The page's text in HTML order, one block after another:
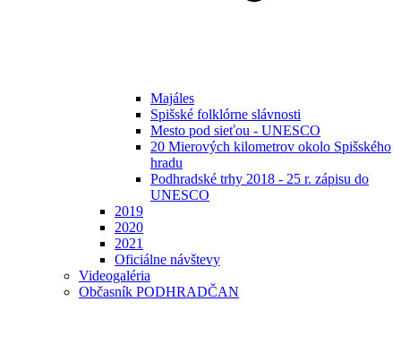
Majáles
Spišské folklórne slávnosti
Mesto pod sieťou - UNESCO
20 Mierových kilometrov okolo Spišského
hradu
Podhradské trhy 2018 - 25 r. zápisu do
UNESCO
2019
2020
2021
Oficiálne návštevy
Videogaléria
Občasník PODHRADČAN